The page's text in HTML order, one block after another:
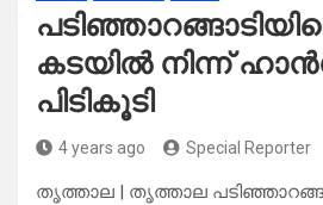
കടയിൽ നിന്ന്
പിടികൂടി
4 years ago Special Reporter
തൃത്താല | തൃത്താല